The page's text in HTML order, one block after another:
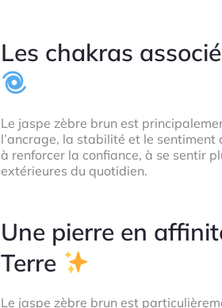
Les chakras
Le jaspe zèbre brun est
l’ancrage, la stabilité et le sentiment
à renforcer la confiance, à se sentir
extérieures du quotidien.
Une pierre en
Terre
Le jaspe zèbre brun est